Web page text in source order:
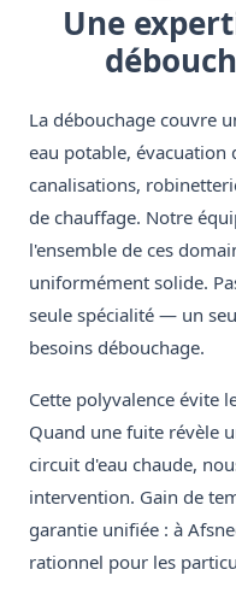
Une
La débouchage couvre
eau potable, évacuation
canalisations,
de chauffage. Notre
l'ensemble de ces
uniformément solide.
seule spécialité — un
besoins débouchage.
Cette polyvalence évite
Quand une fuite révèle
circuit d'eau chaude,
intervention. Gain de
garantie unifiée : à
rationnel pour les